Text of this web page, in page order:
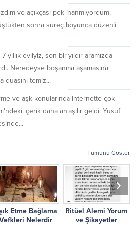
ve açıkçası pek inanmıyordum.
sonra süreç boyunca düzenli
yıllık evliyiz, son bir yıldır aramızda
Neredeyse boşanma aşamasına
duasını temiz...
ve aşk konularında internette çok
içerik daha anlaşılır geldi. Yusuf
Tümünü Göster
Etme Bağlama
Vefkleri Nelerdir
Ritüel Alemi Yorum
ve Şikayetler